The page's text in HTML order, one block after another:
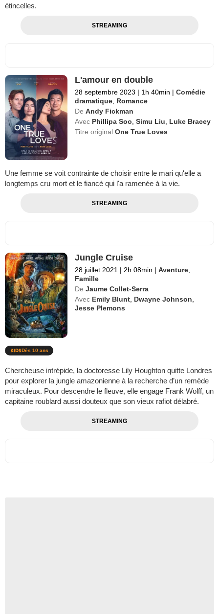
étincelles.
STREAMING
L'amour en double
28 septembre 2023 | 1h 40min | Comédie
dramatique Romance
De Andy Fickman
Avec Phillipa Soo ,Simu Liu
Luke Bracey
Titre originalOne True Loves
Une femme se voit contrainte de choisir entre le mari qu'elle a
longtemps cru mort et le fiancé qui l'a ramenée à la vie.
STREAMING
Jungle Cruise
28 juillet 2021 | 2h 08min | Aventure
Famille
De Jaume Collet-Serra
Avec Emily Blunt Dwayne Johnson
Jesse Plemons
Dès 10 ans
Chercheuse intrépide, la doctoresse Lily Houghton quitte Londres
pour explorer la jungle amazonienne à la recherche d’un remède
miraculeux. Pour descendre le fleuve, elle engage Frank Wolff, un
capitaine roublard aussi douteux que son vieux rafiot délabré.
STREAMING